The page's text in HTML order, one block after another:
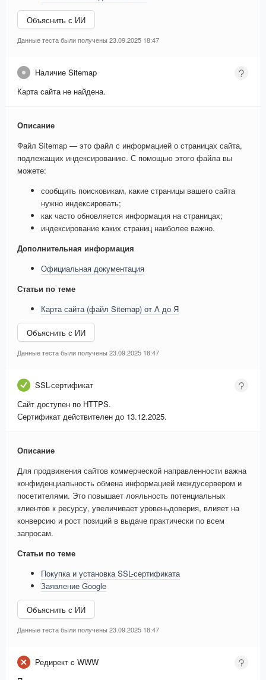
Объяснить с ИИ
Данные теста были получены 23.09.2025 18:47
Наличие Sitemap
Карта сайта не найдена.
Описание
Файл Sitemap — это файл с информацией о страницах сайта,
подлежащих индексированию. С помощью этого файла вы
можете:
сообщить поисковикам, какие страницы вашего сайта
нужно индексировать;
как часто обновляется информация на страницах;
индексирование каких страниц наиболее важно.
Дополнительная информация
Официальная документация
Статьи по теме
Карта сайта (файл Sitemap) от А до Я
Объяснить с ИИ
Данные теста были получены 23.09.2025 18:47
SSL-сертификат
Сайт доступен по HTTPS.
Сертификат действителен до 13.12.2025.
Описание
Для продвижения сайтов коммерческой направленности важна
конфиденциальность обмена информацией междусервером и
посетителями. Это повышает лояльность потенциальных
клиентов к ресурсу, увеличивает уровеньдоверия, влияет на
конверсию и рост позиций в выдаче практически по всем
запросам.
Статьи по теме
Покупка и установка SSL-сертификата
Заявление Google
Объяснить с ИИ
Данные теста были получены 23.09.2025 18:47
Редирект c WWW